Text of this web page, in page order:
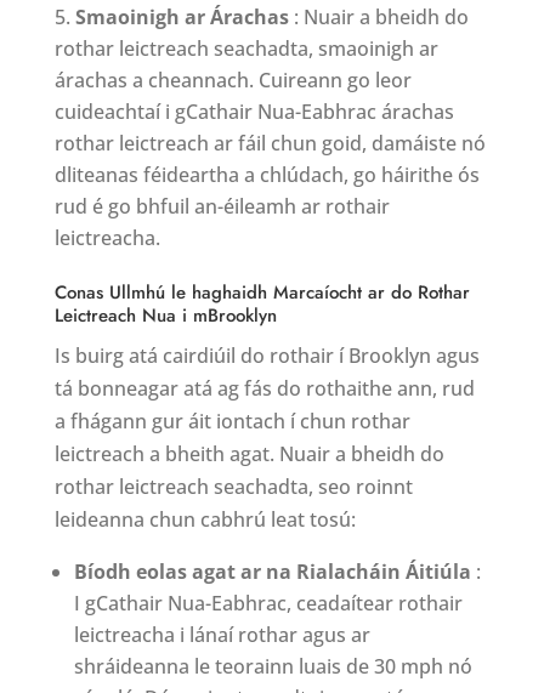
Smaoinigh ar Árachas: Nuair a bheidh do
rothar leictreach seachadta, smaoinigh ar
árachas a cheannach. Cuireann go leor
cuideachtaí i gCathair Nua-Eabhrac árachas
rothar leictreach ar fáil chun goid, damáiste nó
dliteanas féideartha a chlúdach, go háirithe ós
rud é go bhfuil an-éileamh ar rothair
leictreacha.
Conas Ullmhú le haghaidh Marcaíocht ar do Rothar
Leictreach Nua i mBrooklyn
Is buirg atá cairdiúil do rothair í Brooklyn agus
tá bonneagar atá ag fás do rothaithe ann, rud
a fhágann gur áit iontach í chun rothar
leictreach a bheith agat. Nuair a bheidh do
rothar leictreach seachadta, seo roinnt
leideanna chun cabhrú leat tosú:
Bíodh eolas agat ar na Rialacháin Áitiúla :
I gCathair Nua-Eabhrac, ceadaítear rothair
leictreacha i lánaí rothar agus ar
shráideanna le teorainn luais de 30 mph nó